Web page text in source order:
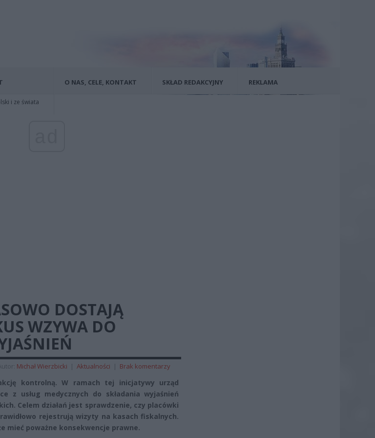
i ze świata
O NAS, CELE, KONTAKT SKŁAD REDAKCYJNY REKLAMA
DOSTAJĄ
WZYWA DO
Michał Wierzbicki | Aktualności | Brak komentarzy
kontrolną. W ramach tej inicjatywy urząd
z usług medycznych do składania wyjaśnień
Celem działań jest sprawdzenie, czy placówki
rejestrują wizyty na kasach fiskalnych.
mieć poważne konsekwencje prawne.